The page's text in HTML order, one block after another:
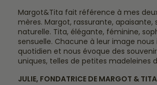
Margot&Tita fait référence à mes
mères. Margot, rassurante, apaisante,
naturelle. Tita, élégante, féminine,
sensuelle. Chacune à leur image nous
quotidien et nous évoque des
uniques, telles de petites madeleines
JULIE, FONDATRICE DE MARGOT & TITA